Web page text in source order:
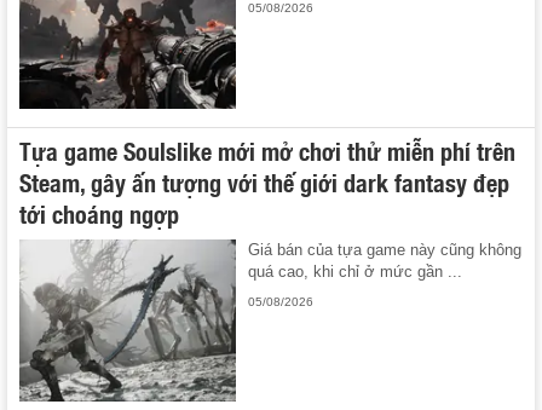
05/08/2026
Tựa game Soulslike mới mở chơi thử miễn phí trên
Steam, gây ấn tượng với thế giới dark fantasy đẹp
tới choáng ngợp
Giá bán của tựa game này cũng không
quá cao, khi chỉ ở mức gần ...
05/08/2026